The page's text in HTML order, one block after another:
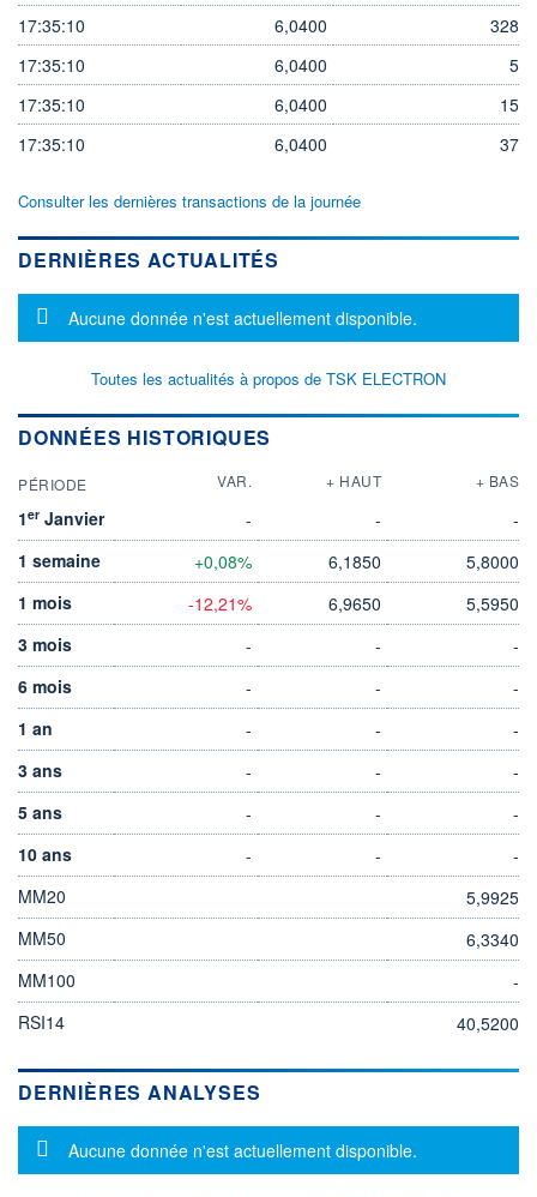
17:35:10 6,0400
328
17:35:10
6,0400
5
17:35:10
6,0400
15
17:35:10
6,0400 37
Consulter les dernières transactions de la journée
DERNIÈRES ACTUALITÉS
Message d'information
Aucune donnée n'est actuellement disponible.
Toutes les actualités à propos de TSK ELECTRON
DONNÉES HISTORIQUES
PÉRIODE VAR. + HAUT + BAS
1er Janvier - -
-
1 semaine
+0,08% 6,1850
5,8000
1 mois
-12,21% 6,9650
5,5950
3 mois
- -
-
6 mois
- -
-
1 an
- -
-
3 ans
- -
-
5 ans
- -
-
10 ans
- -
-
MM20
5,9925
MM50
6,3340
MM100
-
RSI14
40,5200
DERNIÈRES ANALYSES
Message d'information
Aucune donnée n'est actuellement disponible.